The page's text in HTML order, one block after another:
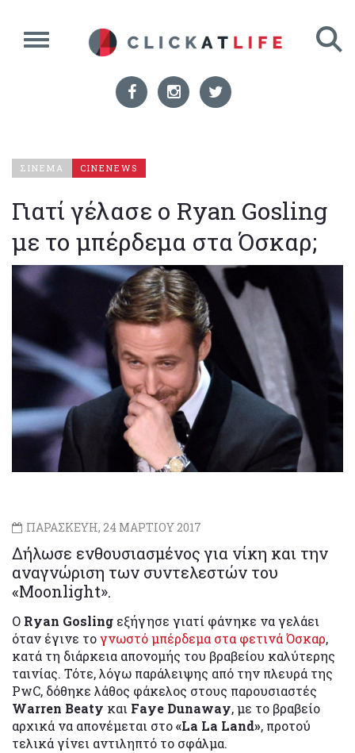
ΣΙΝΕΜΑ CINENEWS
Γιατί γέλασε ο Ryan Gosling
με το μπέρδεμα στα Όσκαρ;
ΠΑΡΑΣΚΕΥΗ, 24 ΜΑΡΤΙΟΥ 2017
Δήλωσε ενθουσιασμένος για νίκη και την
αναγνώριση των συντελεστών του
«Moonlight».
Ο Ryan Gosling εξήγησε γιατί φάνηκε να γελάει
όταν έγινε τογνωστό μπέρδεμα στα φετινά Όσκαρ,
κατά τη διάρκεια απονομής του βραβείου καλύτερης
ταινίας. Τότε, λόγω παράλειψης από την πλευρά της
PwC, δόθηκε λάθος φάκελος στους παρουσιαστές
Warren Beaty και Faye Dunaway, με το βραβείο
αρχικά να απονέμεται στο«La La Land», προτού
τελικά γίνει αντιληπτό το σφάλμα.